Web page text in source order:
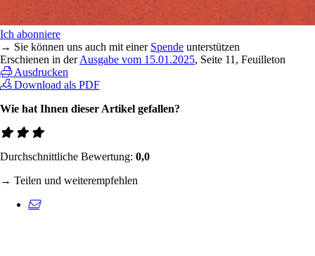
Ich abonniere
→ Sie können uns auch mit einer Spende unterstützen
Erschienen in derAusgabe vom 15.01.2025, Seite 11, Feuilleton
Ausdrucken
Download als PDF
Wie hat Ihnen dieser Artikel gefallen?
Durchschnittliche Bewertung: 0,0
→ Teilen und weiterempfehlen